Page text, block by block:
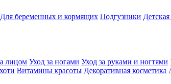
Для беременных и кормящих Подгузники
лицом Уход за ногами Уход за руками и ногтями
Витамины красоты Декоративная косметика